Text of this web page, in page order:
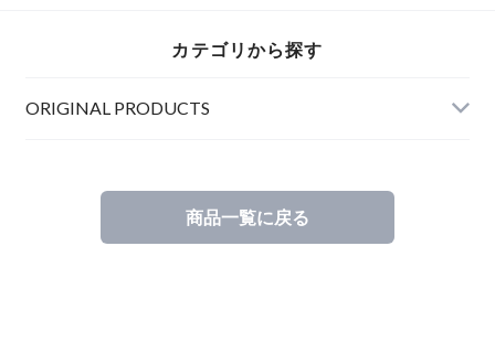
カテゴリから探す
ORIGINAL PRODUCTS
商品一覧に戻る